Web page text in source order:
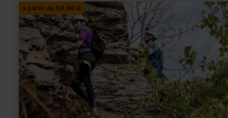
à partir de 50,00 €
en
savoir
plus
sur
:
Kletterkurs
für
AUFsteiger
auf
dem
Burgenklettersteig